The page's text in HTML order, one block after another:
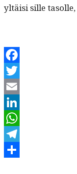
yltäisi sille
Facebook
Twitter
Email
LinkedIn
WhatsApp
Telegram